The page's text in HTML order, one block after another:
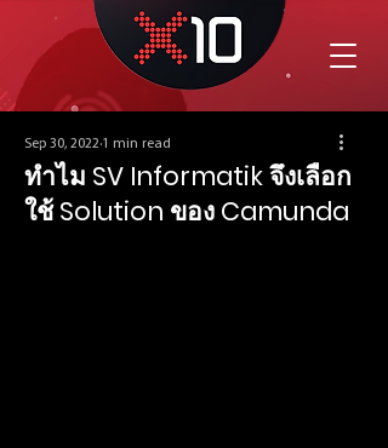
ทำไม SV Informatik จึงเลือก
ใช้ Solution ของ Camunda
Sep 30, 2022 1 min read